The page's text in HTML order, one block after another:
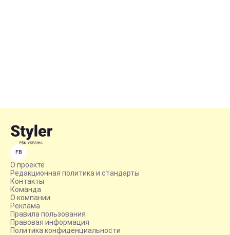
FB
О проекте
Редакционная политика и стандарты
Контакты
Команда
О компании
Реклама
Правила пользования
Правовая информация
Политика конфиденциальности